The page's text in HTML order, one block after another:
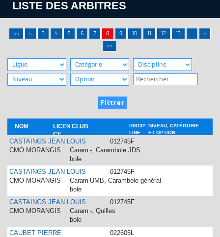
LISTE DES ARBITRES
<< < 3 4 5 6 7 8 9 10 11 12 13 ...
>
>>
NOM
LICEN
CE
CLUB
DISCIP
LINE
NIVEAU, CATÉGORIE
ET OPTION
CASTAINGS JEAN LOUIS
012745F
CMO MORANGIS
Caram
bole
-, Carambole JDS
CASTAINGS JEAN LOUIS
012745F
CMO MORANGIS
Caram
bole
UMB, Carambole général
CASTAINGS JEAN LOUIS
012745F
CMO MORANGIS
Caram
bole
-, Quilles
CAUBET PIERRE
022605L